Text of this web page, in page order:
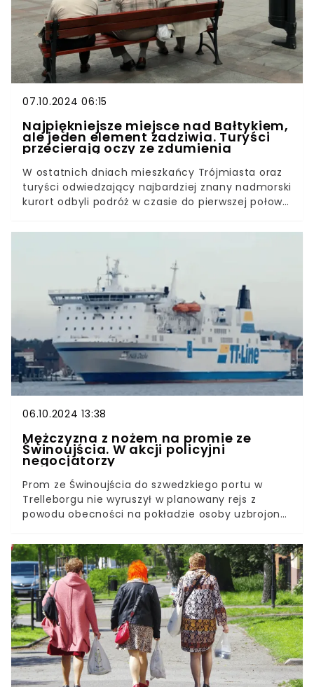
07.10.2024 06:15
Najpiękniejsze miejsce nad Bałtykiem,
ale jeden element zadziwia. Turyści
przecierają oczy ze zdumienia
W ostatnich dniach mieszkańcy Trójmiasta oraz
turyści odwiedzający najbardziej znany nadmorski
kurort odbyli podróż w czasie do pierwszej połowy
niecodziennie elementy scenografii z symbolami
żołnierze w mundurach III Rzeszy. Uspokajamy, to
tylko twórcy “Zatoki Szpiegów” wrócili nad Bałtyk.
06.10.2024 13:38
Mężczyzna z nożem na promie ze
Świnoujścia. W akcji policyjni
negocjatorzy
Prom ze Świnoujścia do szwedzkiego portu w
Trelleborgu nie wyruszył w planowany rejs z
powodu obecności na pokładzie osoby uzbrojonej
Mężczyzna przeżywa kryzys emocjonalny, co
potwierdzają relacje obecnych na miejscu
policyjnych negocjatorów. Służby starają się mu
udzielić pomocy.